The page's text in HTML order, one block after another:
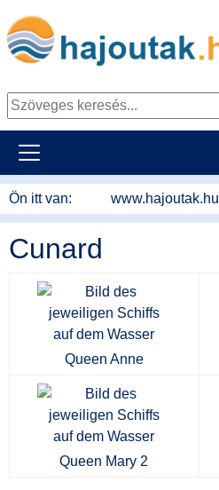
Ön itt van: www.hajoutak.hu
Cunard
Queen Anne
Queen Mary 2